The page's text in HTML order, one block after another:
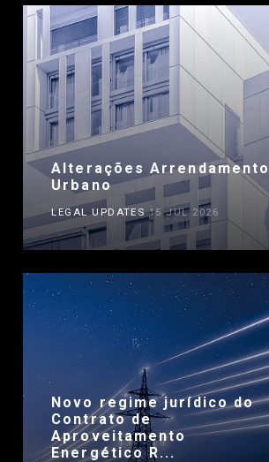
Alterações Arrendamento
Urbano
LEGAL UPDATES15 JUL 2026
Novo regime jurídico do
Contrato de
Aproveitamento
Energético R...